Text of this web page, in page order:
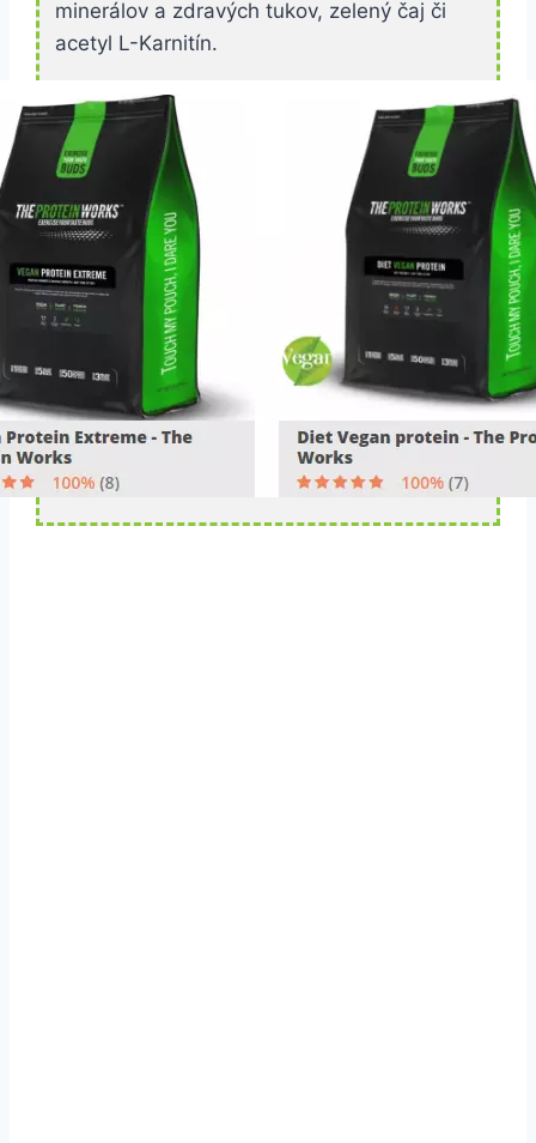
minerálov a zdravých tukov, zelený čaj či
acetyl L-Karnitín.